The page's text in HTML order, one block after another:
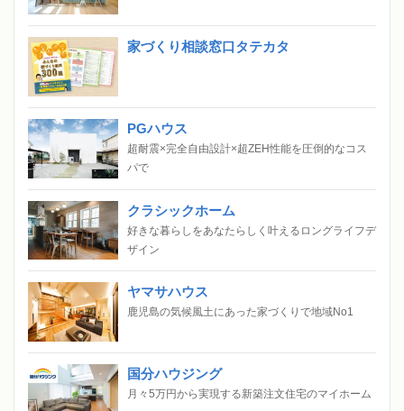
家づくり相談窓口タテカタ
PGハウス
超耐震×完全自由設計×超ZEH性能を圧倒的なコス
パで
クラシックホーム
好きな暮らしをあなたらしく叶えるロングライフデ
ザイン
ヤマサハウス
鹿児島の気候風土にあった家づくりで地域No1
国分ハウジング
月々5万円から実現する新築注文住宅のマイホーム